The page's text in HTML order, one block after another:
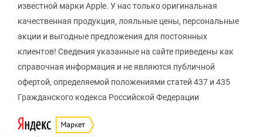
известной марки Apple. У нас только оригинальная
качественная продукция, лояльные цены, персональные
акции и выгодные предложения для постоянных
клиентов! Сведения указанные на сайте приведены как
справочная информация и не являются публичной
офертой, определяемой положениями статей 437 и 435
Гражданского кодекса Российской Федерации